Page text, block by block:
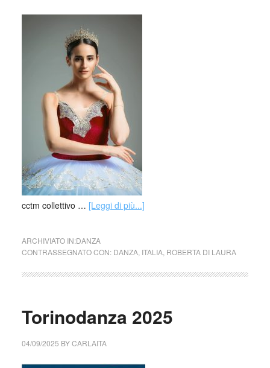
cctm collettivo … [Leggi di più...]
ARCHIVIATO IN:DANZA
CONTRASSEGNATO CON: DANZA, ITALIA, ROBERTA DI LAURA
Torinodanza 2025
04/09/2025 BYCARLAITA